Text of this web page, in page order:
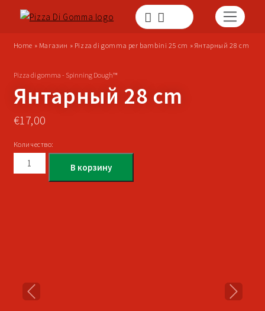
Home » Магазин » Pizza di gomma per bambini 25 cm » Янтарный 28 cm
Pizza di gomma - Spinning Dough™
Янтарный 28 cm
€17,00
Количество:
В корзину
Previous Next